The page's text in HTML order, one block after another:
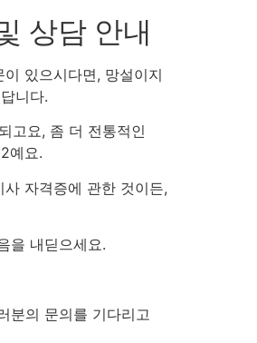
상담 안내
있으시다면, 망설이지
니다.
고요, 좀 더 전통적인
예요.
자격증에 관한 것이든,
을 내딛으세요.
분의 문의를 기다리고